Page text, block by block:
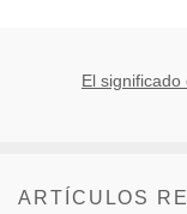
El
ARTÍCULOS